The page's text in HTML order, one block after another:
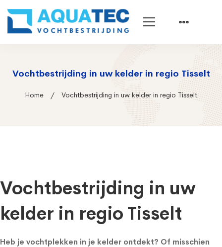
Vochtbestrijding in uw kelder in regio Tisselt
Home Vochtbestrijding in uw kelder in regio Tisselt
Vochtbestrijding in uw
kelder in regio Tisselt
Heb je vochtplekken in je kelder ontdekt? Of misschien